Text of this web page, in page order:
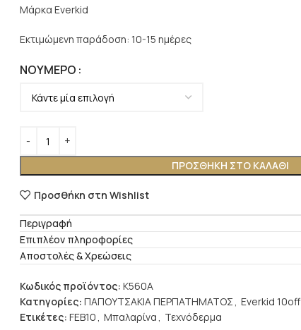
Μάρκα Everkid
Εκτιμώμενη παράδοση: 10-15 ημέρες
ΝΟΎΜΕΡΟ
ΠΡΟΣΘΉΚΗ ΣΤΟ ΚΑΛΆΘΙ
Προσθήκη στη Wishlist
Περιγραφή
Επιπλέον πληροφορίες
Αποστολές & Χρεώσεις
Κωδικός προϊόντος: K560A
Κατηγορίες: ΠΑΠΟΥΤΣΑΚΙΑ ΠΕΡΠΑΤΗΜΑΤΟΣ, Everkid 10off
Ετικέτες: FEB10, Μπαλαρίνα, Τεχνόδερμα